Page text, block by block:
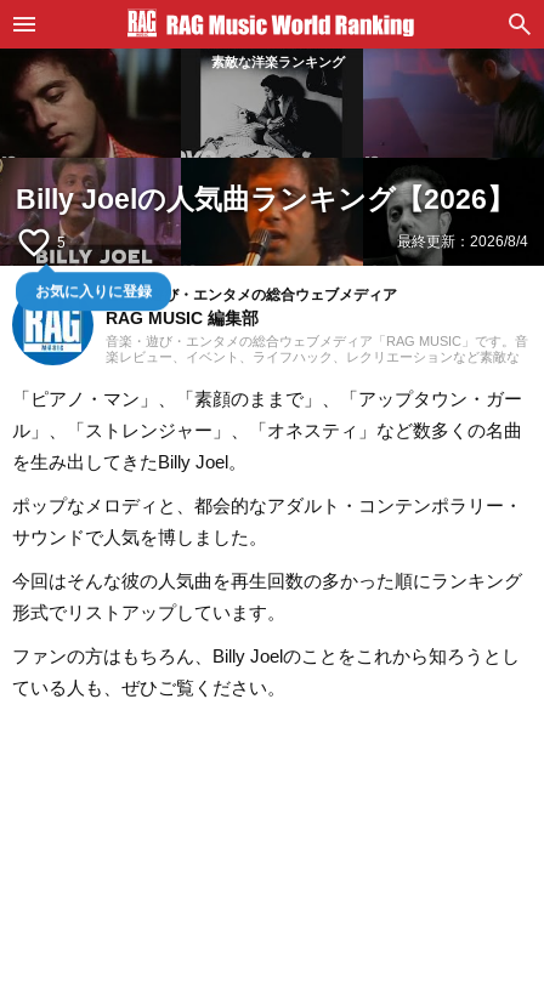
素敵な洋楽ランキング
Billy Joelの人気曲ランキング【2026】
favorite_border 5
お気に入りに登録
最終更新： 2026/8/4
音楽・遊び・エンタメの総合ウェブメディア
RAG MUSIC 編集部
音楽・遊び・エンタメの総合ウェブメディア「RAG MUSIC」です。音
楽レビュー、イベント、ライフハック、レクリエーションなど素敵な
「ピアノ・マン」、「素顔のままで」、「アップタウン・ガー
ル」、「ストレンジャー」、「オネスティ」など数多くの名曲
を生み出してきたBilly Joel。
ポップなメロディと、都会的なアダルト・コンテンポラリー・
サウンドで人気を博しました。
今回はそんな彼の人気曲を再生回数の多かった順にランキング
形式でリストアップしています。
ファンの方はもちろん、Billy Joelのことをこれから知ろうとし
ている人も、ぜひご覧ください。